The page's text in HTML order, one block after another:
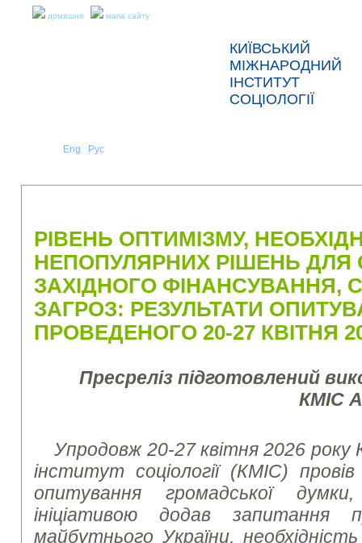
домашня мапа сайту
КИЇВСЬКИЙ
МІЖНАРОДНИЙ
ІНСТИТУТ
СОЦІОЛОГІЇ
Eng Рус
РІВЕНЬ ОПТИМІЗМУ,
НЕПОПУЛЯРНИХ РІШЕНЬ
ЗАХІДНОГО ФІНАНСУВАННЯ,
ЗАГРОЗ: РЕЗУЛЬТАТИ
ПРОВЕДЕНОГО 20-27 КВІТНЯ
Пресреліз підготовлений
КМІС
Упродовж 20-27 квітня 2026 року
інститут соціології (КМІС) провів
опитування громадської
ініціативою додав
майбутнього України,